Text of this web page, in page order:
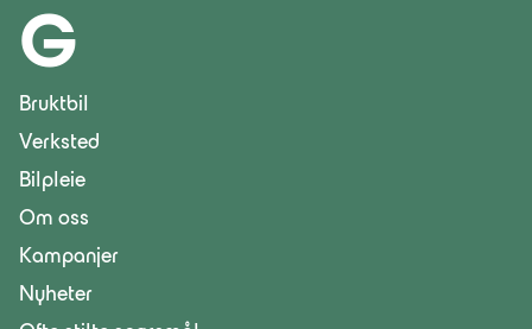
G
Bruktbil
Verksted
Bilpleie
Om oss
Kampanjer
Nyheter